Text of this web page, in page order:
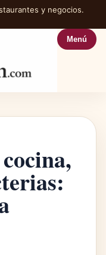
y negocios.
Menú